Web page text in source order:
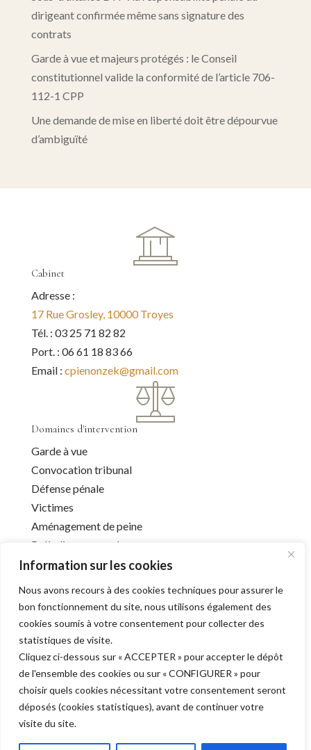
Information sur les cookies
Nous avons recours à des cookies techniques pour assurer le
bon fonctionnement du site, nous utilisons également des
cookies soumis à votre consentement pour collecter des
statistiques de visite.
Cliquez ci-dessous sur « ACCEPTER » pour accepter le dépôt
de l'ensemble des cookies ou sur « CONFIGURER » pour
choisir quels cookies nécessitant votre consentement seront
déposés (cookies statistiques), avant de continuer votre
visite du site.
dirigeant confirmée même sans signature des
contrats
Garde à vue et majeurs protégés : le Conseil
constitutionnel valide la conformité de l’article 706-
112-1 CPP
Une demande de mise en liberté doit être dépourvue
d’ambiguïté
Cabinet
Adresse :
17 Rue Grosley, 10000 Troyes
Tél. : 03 25 71 82 82
Port. : 06 61 18 83 66
Email : cpienonzek@gmail.com
Domaines d'intervention
Garde à vue
Convocation tribunal
Défense pénale
Victimes
Aménagement de peine
Préjudice corporel
Infos utiles
Liens utiles
Mentions légales
Déontologie
Barreau de l’Aube
Derniers articles